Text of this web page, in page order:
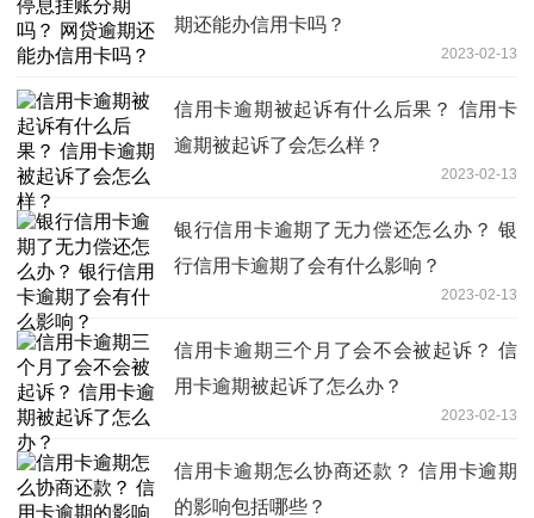
期还能办信用卡吗？
2023-02-13
信用卡逾期被起诉有什么后果？ 信用卡
逾期被起诉了会怎么样？
2023-02-13
银行信用卡逾期了无力偿还怎么办？ 银
行信用卡逾期了会有什么影响？
2023-02-13
信用卡逾期三个月了会不会被起诉？ 信
用卡逾期被起诉了怎么办？
2023-02-13
信用卡逾期怎么协商还款？ 信用卡逾期
的影响包括哪些？